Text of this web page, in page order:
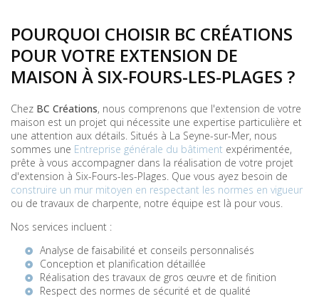
POURQUOI CHOISIR BC CRÉATIONS
POUR VOTRE EXTENSION DE
MAISON À SIX-FOURS-LES-PLAGES ?
Chez BC Créations, nous comprenons que l'extension de votre
maison est un projet qui nécessite une expertise particulière et
une attention aux détails. Situés à La Seyne-sur-Mer, nous
sommes une Entreprise générale du bâtiment expérimentée,
prête à vous accompagner dans la réalisation de votre projet
d'extension à Six-Fours-les-Plages. Que vous ayez besoin de
construire un mur mitoyen en respectant les normes en vigueur
ou de travaux de charpente, notre équipe est là pour vous.
Nos services incluent :
Analyse de faisabilité et conseils personnalisés
Conception et planification détaillée
Réalisation des travaux de gros œuvre et de finition
Respect des normes de sécurité et de qualité